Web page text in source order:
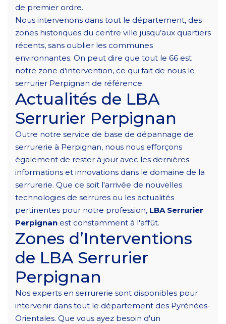
de premier ordre.
Nous intervenons dans tout le département, des
zones historiques du centre ville jusqu’aux quartiers
récents, sans oublier les communes
environnantes. On peut dire que tout le 66 est
notre zone d'intervention, ce qui fait de nous le
serrurier Perpignan de référence.
Actualités de LBA
Serrurier Perpignan
Outre notre service de base de dépannage de
serrurerie à Perpignan, nous nous efforçons
également de rester à jour avec les dernières
informations et innovations dans le domaine de la
serrurerie. Que ce soit l'arrivée de nouvelles
technologies de serrures ou les actualités
pertinentes pour notre profession, LBA Serrurier
Perpignan est constamment à l'affût.
Zones d’Interventions
de LBA Serrurier
Perpignan
Nos experts en serrurerie sont disponibles pour
intervenir dans tout le département des Pyrénées-
Orientales. Que vous ayez besoin d'un